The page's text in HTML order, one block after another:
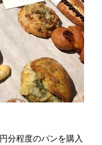
分程度のパンを購入